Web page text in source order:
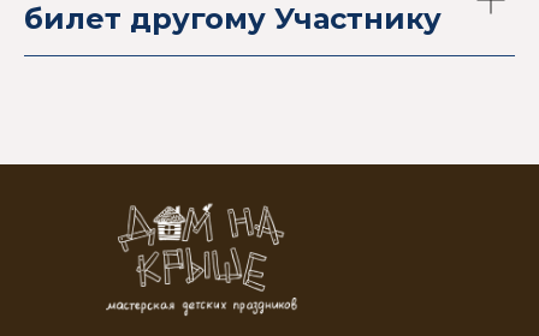
билет другому Участнику